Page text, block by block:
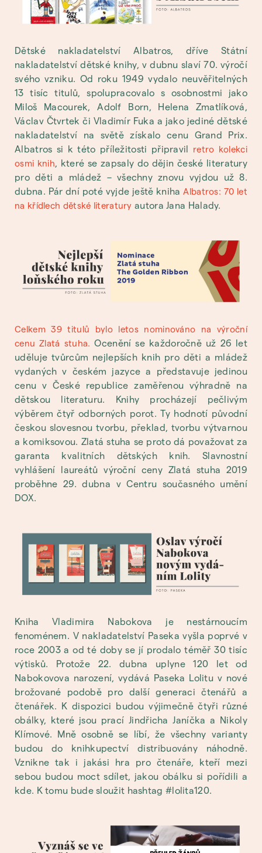
Dětské nakladatelství Albatros, dříve Státní
nakladatelství dětské knihy, v dubnu slaví 70. výročí
svého vzniku. Od roku 1949 vydalo neuvěřitelných
13 tisíc titulů, spolupracovalo s osobnostmi jako
Miloš Macourek, Adolf Born, Helena Zmatlíková,
Václav Čtvrtek či Vladimír Fuka a jako jediné dětské
nakladatelství na světě získalo cenu Grand Prix.
Albatros si k této příležitosti připravil retro kolekci
osmi knih, které se zapsaly do dějin české literatury
pro děti a mládež – všechny znovu vyjdou už 8.
dubna. Pár dní poté vyjde ještě knihaAlbatros: 70 let
na křídlech dětské literatury autora Jana Halady.
Celkem 39 titulů bylo letos nominováno na výroční
cenu Zlatá stuha. Ocenění se každoročně už 26 let
uděluje tvůrcům nejlepších knih pro děti a mládež
vydaných v českém jazyce a představuje jedinou
cenu v České republice zaměřenou výhradně na
dětskou literaturu. Knihy procházejí pečlivým
výběrem čtyř odborných porot. Ty hodnotí původní
českou slovesnou tvorbu, překlad, tvorbu výtvarnou
a komiksovou. Zlatá stuha se proto dá považovat za
garanta kvalitních dětských knih. Slavnostní
vyhlášení laureátů výroční ceny Zlatá stuha 2019
proběhne 29. dubna v Centru současného umění
DOX.
Kniha Vladimira Nabokova je nestárnoucím
fenoménem. V nakladatelství Paseka vyšla poprvé v
roce 2003 a od té doby se jí prodalo téměř 30 tisíc
výtisků. Protože 22. dubna uplyne 120 let od
Nabokovova narození, vydává Paseka Lolitu v nové
brožované podobě pro další generaci čtenářů a
čtenářek. K dispozici budou výjimečně čtyři různé
obálky, které jsou prací Jindřicha Janíčka a Nikoly
Klímové. Mně osobně se líbí, že všechny varianty
budou do knihkupectví distribuovány náhodně.
Vznikne tak i jakási hra pro čtenáře, kteří mezi
sebou budou moct sdílet, jakou obálku si pořídili a
kde. K tomu bude sloužit hashtag #lolita120.